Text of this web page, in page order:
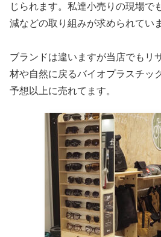
じられます。私達小売りの現場で
減などの取り組みが求められてい
ブランドは違いますが当店でもリ
材や自然に戻るバイオプラスチッ
予想以上に売れてます。